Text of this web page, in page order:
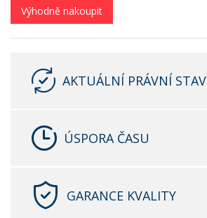
Výhodně nakoupit
AKTUÁLNÍ PRÁVNÍ STAV
ÚSPORA ČASU
GARANCE KVALITY